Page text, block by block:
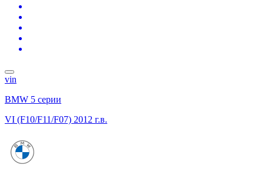
vin
BMW 5 серии
VI (F10/F11/F07) 2012 г.в.